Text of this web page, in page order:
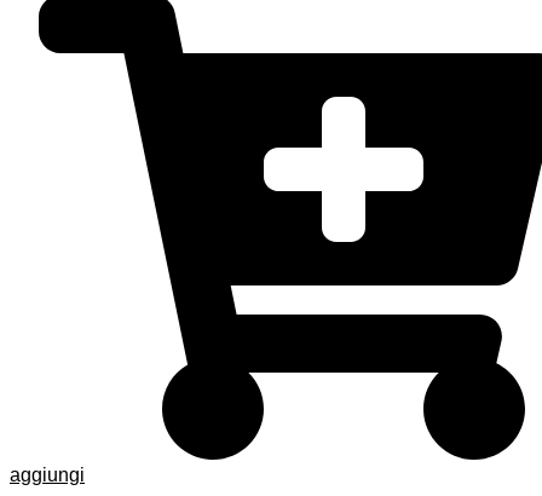
aggiungi